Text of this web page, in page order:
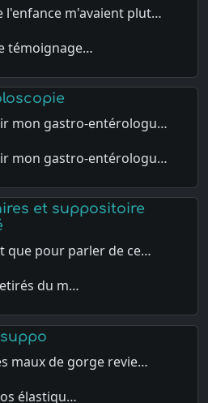
l'enfance m'avaient plut…
témoignage…
mon gastro-entérologu…
mon gastro-entérologu…
et suppositoire
que pour parler de ce…
du m…
maux de gorge revie…
élastiqu…